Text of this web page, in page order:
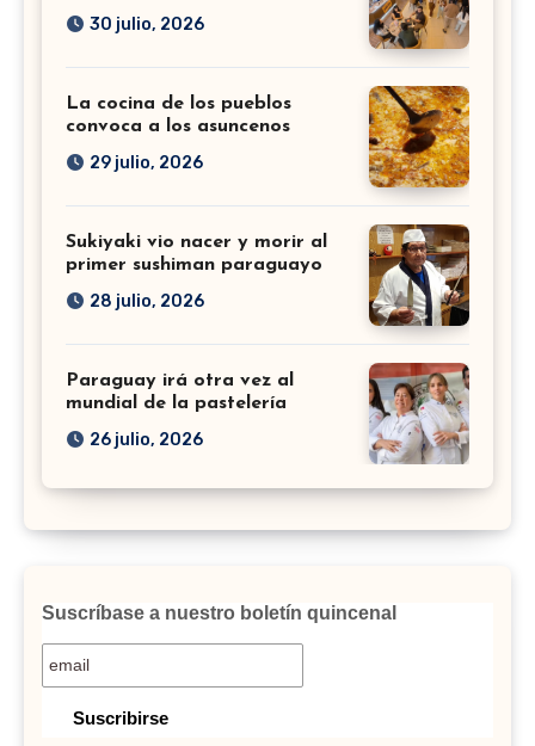
30 julio, 2026
La cocina de los pueblos
convoca a los asuncenos
29 julio, 2026
Sukiyaki vio nacer y morir al
primer sushiman paraguayo
28 julio, 2026
Paraguay irá otra vez al
mundial de la pastelería
26 julio, 2026
Suscríbase a nuestro boletín quincenal